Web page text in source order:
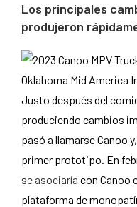
Los principales
produjeron
Justo después del
produciendo cambios
pasó a llamarse Canoo
primer prototipo. En
se asociaría con Canoo
plataforma de